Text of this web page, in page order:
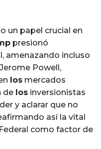
un papel crucial en
presionó
amenazando incluso
Powell,
los mercados
de los inversionistas
y aclarar que no
así la vital
como factor de